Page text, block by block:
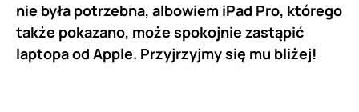
nie była potrzebna, albowiem iPad Pro, którego
także pokazano, może spokojnie zastąpić
laptopa od Apple. Przyjrzyjmy się mu bliżej!